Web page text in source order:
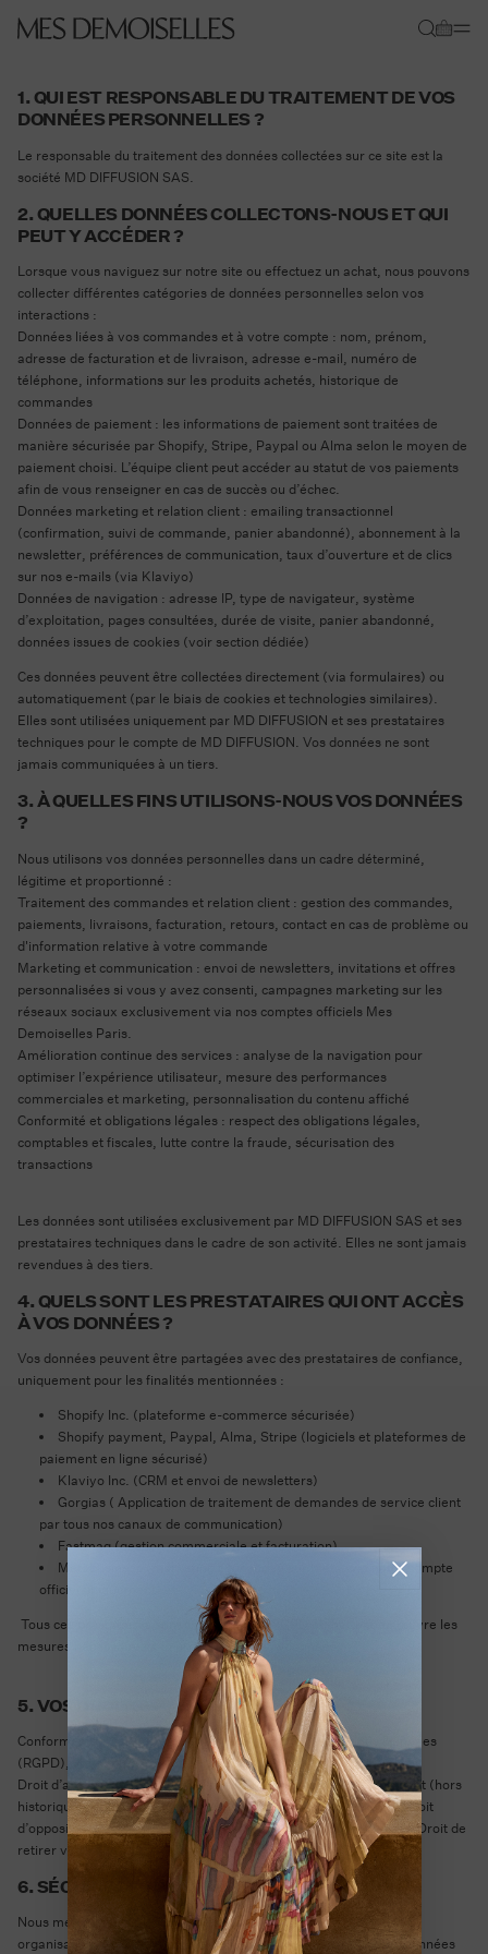
passer au
contenu
Panier
1. QUI EST RESPONSABLE DU TRAITEMENT DE VOS
DONNÉES PERSONNELLES ?
Le responsable du traitement des données collectées sur ce site est la
société MD DIFFUSION SAS.
2. QUELLES DONNÉES COLLECTONS-NOUS ET QUI
PEUT Y ACCÉDER ?
Lorsque vous naviguez sur notre site ou effectuez un achat, nous pouvons
collecter différentes catégories de données personnelles selon vos
interactions :
Données liées à vos commandes et à votre compte : nom, prénom,
adresse de facturation et de livraison, adresse e-mail, numéro de
téléphone, informations sur les produits achetés, historique de
commandes
Données de paiement : les informations de paiement sont traitées de
manière sécurisée par Shopify, Stripe, Paypal ou Alma selon le moyen de
paiement choisi. L’équipe client peut accéder au statut de vos paiements
afin de vous renseigner en cas de succès ou d’échec.
Données marketing et relation client : emailing transactionnel
(confirmation, suivi de commande, panier abandonné), abonnement à la
newsletter, préférences de communication, taux d’ouverture et de clics
sur nos e-mails (via Klaviyo)
Données de navigation : adresse IP, type de navigateur, système
d’exploitation, pages consultées, durée de visite, panier abandonné,
données issues de cookies (voir section dédiée)
Ces données peuvent être collectées directement (via formulaires) ou
automatiquement (par le biais de cookies et technologies similaires).
Elles sont utilisées uniquement par MD DIFFUSION et ses prestataires
techniques pour le compte de MD DIFFUSION. Vos données ne sont
jamais communiquées à un tiers.
3. À QUELLES FINS UTILISONS-NOUS VOS DONNÉES
?
Nous utilisons vos données personnelles dans un cadre déterminé,
légitime et proportionné :
Traitement des commandes et relation client : gestion des commandes,
paiements, livraisons, facturation, retours, contact en cas de problème ou
d'information relative à votre commande
Marketing et communication : envoi de newsletters, invitations et offres
personnalisées si vous y avez consenti, campagnes marketing sur les
réseaux sociaux exclusivement via nos comptes officiels Mes
Demoiselles Paris.
Amélioration continue des services : analyse de la navigation pour
optimiser l’expérience utilisateur, mesure des performances
commerciales et marketing, personnalisation du contenu affiché
Conformité et obligations légales : respect des obligations légales,
comptables et fiscales, lutte contre la fraude, sécurisation des
transactions
Les données sont utilisées exclusivement par MD DIFFUSION SAS et ses
prestataires techniques dans le cadre de son activité. Elles ne sont jamais
revendues à des tiers.
4. QUELS SONT LES PRESTATAIRES QUI ONT ACCÈS
À VOS DONNÉES ?
Vos données peuvent être partagées avec des prestataires de confiance,
uniquement pour les finalités mentionnées :
Shopify Inc. (plateforme e-commerce sécurisée)
Shopify payment, Paypal, Alma, Stripe (logiciels et plateformes de
paiement en ligne sécurisé)
Klaviyo Inc. (CRM et envoi de newsletters)
Gorgias ( Application de traitement de demandes de service client
par tous nos canaux de communication)
Fastmag (gestion commerciale et facturation)
Metabusiness (marketing sponsorisé sur Meta, via notre compte
officiel uniquement)
Tous ces prestataires sont conformes au RGPD et mettent en œuvre les
mesures nécessaires à la protection de vos données.
5. VOS DROITS
Conformément au Règlement Général sur la Protection des Données
(RGPD), vous disposez des droits suivants :
Droit d’accès à vos données ; Droit de rectification ou d’effacement (hors
historique de commandes, non soumis au droit d’effacement) ; Droit
d’opposition ou de limitation du traitement ; Droit à la portabilité ; Droit de
retirer votre consentement à tout moment.
6. SÉCURITÉ DES DONNÉES
Nous mettons en place toutes les mesures techniques et
organisationnelles nécessaires pour garantir la sécurité de vos données